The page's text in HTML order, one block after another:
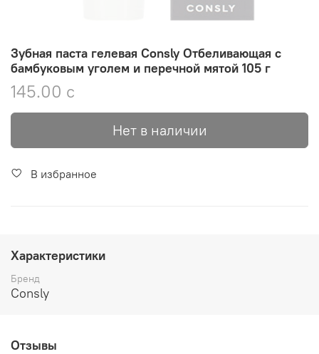
Зубная паста гелевая Consly Отбеливающая с
бамбуковым уголем и перечной мятой 105 г
145.00 с
Нет в наличии
В избранное
Характеристики
Бренд
Consly
Отзывы